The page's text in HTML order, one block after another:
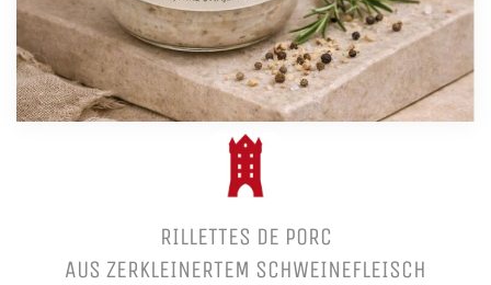
RILLETTES DE PORC
AUS ZERKLEINERTEM SCHWEINEFLEISCH